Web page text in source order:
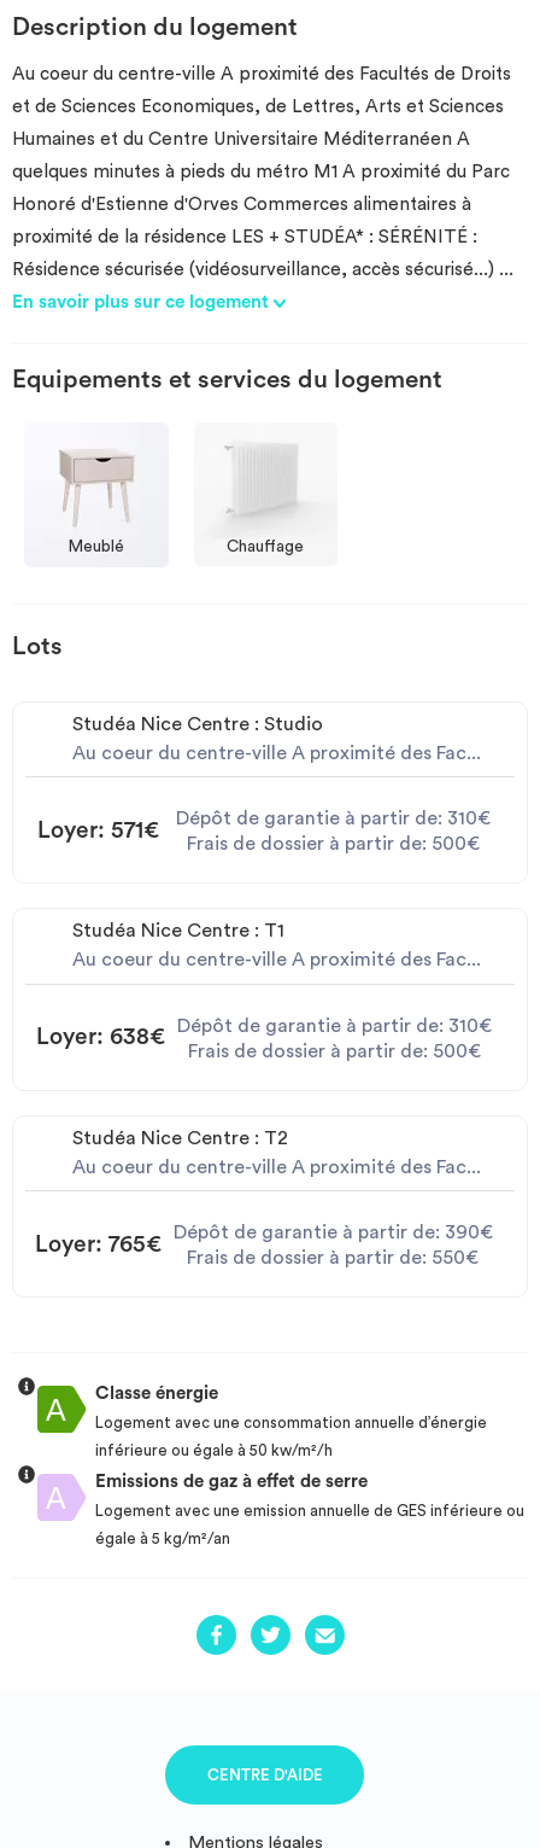
Description du logement
Au coeur du centre-ville A proximité des Facultés de Droits
et de Sciences Economiques, de Lettres, Arts et Sciences
Humaines et du Centre Universitaire Méditerranéen A
quelques minutes à pieds du métro M1 A proximité du Parc
Honoré d'Estienne d'Orves Commerces alimentaires à
proximité de la résidence LES + STUDÉA* : SÉRÉNITÉ :
Résidence sécurisée (vidéosurveillance, accès sécurisé...) ...
En savoir plus sur ce logement
Equipements et services du logement
Meublé Chauffage
Lots
Studéa Nice Centre : Studio
Au coeur du centre-ville A proximité des Fac...
Loyer: 571€
Dépôt de garantie à partir de: 310€
Frais de dossier à partir de: 500€
Studéa Nice Centre : T1
Au coeur du centre-ville A proximité des Fac...
Loyer: 638€
Dépôt de garantie à partir de: 310€
Frais de dossier à partir de: 500€
Studéa Nice Centre : T2
Au coeur du centre-ville A proximité des Fac...
Loyer: 765€
Dépôt de garantie à partir de: 390€
Frais de dossier à partir de: 550€
Classe énergie
Logement avec une consommation annuelle d’énergie
inférieure ou égale à 50 kw/m²/h
Emissions de gaz à effet de serre
Logement avec une emission annuelle de GES inférieure ou
égale à 5 kg/m²/an
Mentions légales
CENTRE D'AIDE